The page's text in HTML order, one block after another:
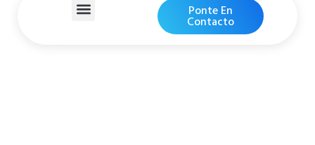
Ponte En
Contacto